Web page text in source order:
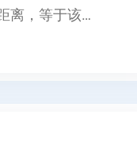
离，等于该…